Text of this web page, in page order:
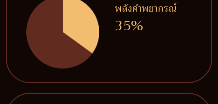
พลังคำพยากรณ์
35%